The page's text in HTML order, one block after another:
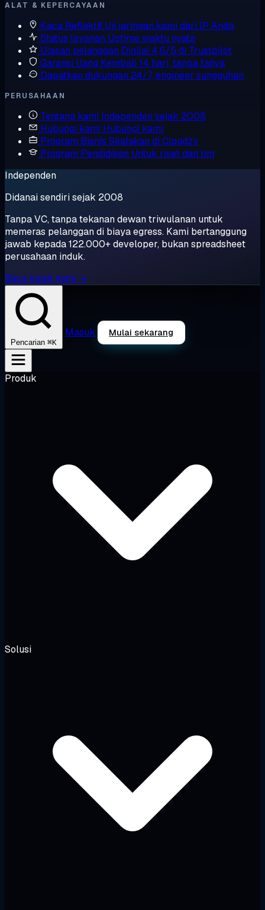
ALAT & KEPERCAYAAN
Kaca Reflektif Uji jaringan kami dari IP Anda
Status layanan Uptime waktu nyata
Ulasan pelanggan Dinilai 4,6/5 di Trustpilot
Garansi Uang Kembali 14 hari, tanpa tanya
Dapatkan dukungan 24/7, engineer sungguhan
PERUSAHAAN
Tentang kami Independen sejak 2008
Hubungi kami Hubungi kami
Program Bisnis Skalakan di Cloudzy
Program Pendidikan Untuk riset dan tim
Independen
Didanai sendiri sejak 2008
Tanpa VC, tanpa tekanan dewan triwulanan untuk
memeras pelanggan di biaya egress. Kami bertanggung
jawab kepada 122.000+ developer, bukan spreadsheet
perusahaan induk.
Baca kisah kami →
Pencarian ⌘K
Masuk Mulai sekarang
Produk
Solusi